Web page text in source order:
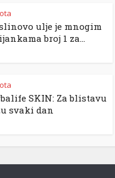
ulje je mnogim
broj 1 za...
SKIN: Za blistavu
svaki dan